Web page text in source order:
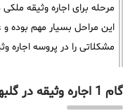
مرحله برای اجاره وثیقه
این مراحل بسیار مهم بوده
مشکلاتی را در پروسه اجاره
گام 1 اجاره وثیقه در گلبهار (عقد قرارداد)